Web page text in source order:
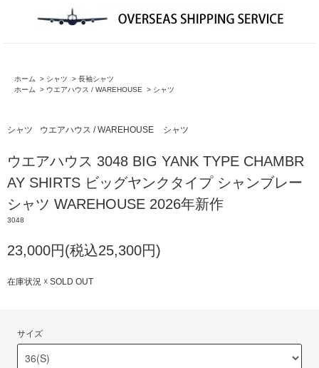
ホーム > シャツ > 長袖シャツ
ホーム
> ウエアハウス / WAREHOUSE > シャツ
シャツ ウエアハウス / WAREHOUSE シャツ
ウエアハウス 3048 BIG YANK TYPE CHAMBR
AY SHIRTS ビッグヤンクタイプ シャンブレー
シャツ WAREHOUSE 2026年新作
3048
23,000円(税込25,300円)
在庫状況 ☓ SOLD OUT
サイズ